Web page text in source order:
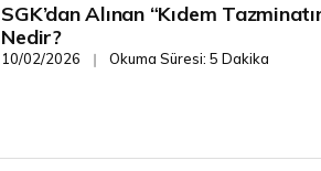
SGK/ İş Hukuku
SGK’dan Alınan “Kıdem
Nedir?
10/02/2026 ❘ Okuma Süresi: 5 Dakika